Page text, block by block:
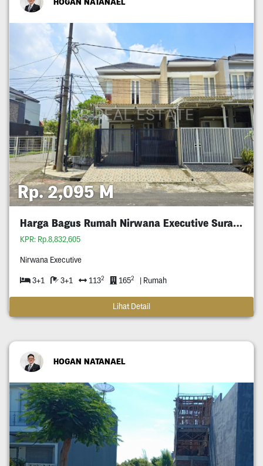
Rp. 2,095 M
Harga Bagus Rumah Nirwana Executive Surabaya
KPR: Rp.8,832,605
Nirwana Executive
3+1 3+1 1132 1652 | Rumah
Lihat Detail
HOGAN NATANAEL